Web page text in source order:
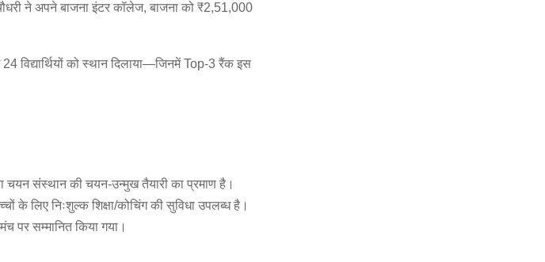
ने अपने बाजना इंटर कॉलेज, बाजना को ₹2,51,000
को स्थान दिलाया—जिनमें Top-3 रैंक इस
संस्थान की चयन-उन्मुख तैयारी का प्रमाण है।
के लिए निःशुल्क शिक्षा/कोचिंग की सुविधा उपलब्ध है।
पर सम्मानित किया गया।